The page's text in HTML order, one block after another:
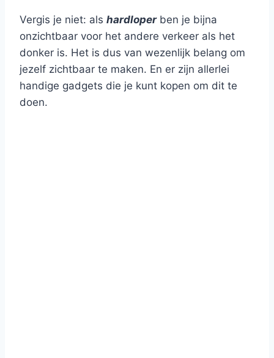
Vergis je niet: als hardloperben je bijna
onzichtbaar voor het andere verkeer als het
donker is. Het is dus van wezenlijk belang om
jezelf zichtbaar te maken. En er zijn allerlei
handige gadgets die je kunt kopen om dit te
doen.